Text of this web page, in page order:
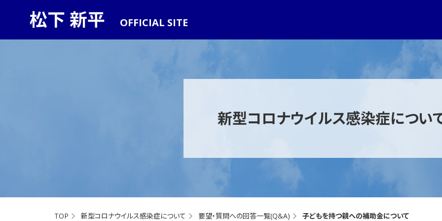
松下 新平 OFFICIAL SITE
新型コロナウイルス感染症につい
TOP 新型コロナウイルス感染症について 要望・質問への回答一覧(Q&A) 子どもを持つ親への補助金について